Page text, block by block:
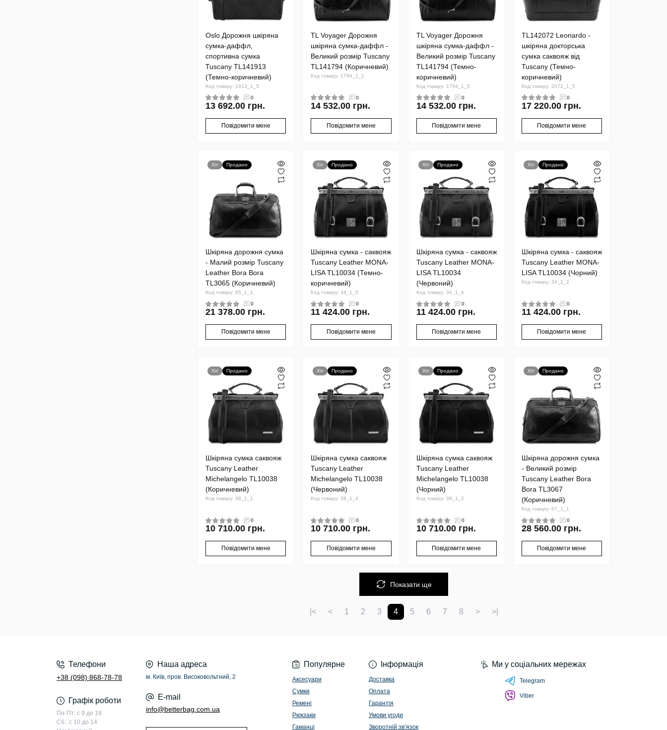
Oslo Дорожня шкіряна
сумка-даффл,
спортивна сумка
Tuscany TL141913
(Темно-коричневий)
Код товару: 1913_1_5
0
13 692.00 грн.
Повідомити мене
TL Voyager Дорожня
шкіряна сумка-даффл -
Великий розмір Tuscany
TL141794 (Коричневий)
Код товару: 1794_1_1
0
14 532.00 грн.
Повідомити мене
TL Voyager Дорожня
шкіряна сумка-даффл -
Великий розмір Tuscany
TL141794 (Темно-
коричневий)
Код товару: 1794_1_5
0
14 532.00 грн.
Повідомити мене
TL142072 Leonardo -
шкіряна докторська
сумка саквояж від
Tuscany (Темно-
коричневий)
Код товару: 2072_1_5
0
17 220.00 грн.
Повідомити мене
Хіт Продано
Шкіряна дорожня сумка
- Малий розмір Tuscany
Leather Bora Bora
TL3065 (Коричневий)
Код товару: 65_1_1
0
21 378.00 грн.
Повідомити мене
Хіт Продано
Шкіряна сумка - саквояж
Tuscany Leather MONA-
LISA TL10034 (Темно-
коричневий)
Код товару: 34_1_5
0
11 424.00 грн.
Повідомити мене
Хіт Продано
Шкіряна сумка - саквояж
Tuscany Leather MONA-
LISA TL10034
(Червоний)
Код товару: 34_1_4
0
11 424.00 грн.
Повідомити мене
Хіт Продано
Шкіряна сумка - саквояж
Tuscany Leather MONA-
LISA TL10034 (Чорний)
Код товару: 34_1_2
0
11 424.00 грн.
Повідомити мене
Хіт Продано
Шкіряна сумка саквояж
Tuscany Leather
Michelangelo TL10038
(Коричневий)
Код товару: 38_1_1
0
10 710.00 грн.
Повідомити мене
Хіт Продано
Шкіряна сумка саквояж
Tuscany Leather
Michelangelo TL10038
(Червоний)
Код товару: 38_1_4
0
10 710.00 грн.
Повідомити мене
Хіт Продано
Шкіряна сумка саквояж
Tuscany Leather
Michelangelo TL10038
(Чорний)
Код товару: 38_1_2
0
10 710.00 грн.
Повідомити мене
Хіт Продано
Шкіряна дорожня сумка
- Великий розмір
Tuscany Leather Bora
Bora TL3067
(Коричневий)
Код товару: 67_1_1
0
28 560.00 грн.
Повідомити мене
Показати ще
|< < 1 2 3 4 5 6 7 8 > >|
Телефони
+38 (098) 868-78-78
Графік роботи
Пн-Пт: с 9 до 18
Сб.: с 10 до 14
Наша адреса
м. Київ, пров. Високовольтний, 2
E-mail
info@betterbag.com.ua
Популярне
Аксесуари
Сумки
Ремені
Рюкзаки
Гаманці
Інформація
Доставка
Оплата
Гарантія
Умови угоди
Зворотній зв’язок
Ми у соціальних мережах
Telegram
Viber